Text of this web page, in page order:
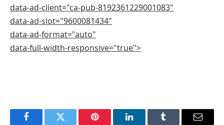
data-ad-client="ca-pub-8192361229001083"
data-ad-slot="9600081434"
data-ad-format="auto"
data-full-width-responsive="true">